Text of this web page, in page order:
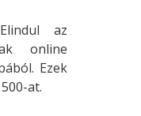
az
online
Ezek
at.